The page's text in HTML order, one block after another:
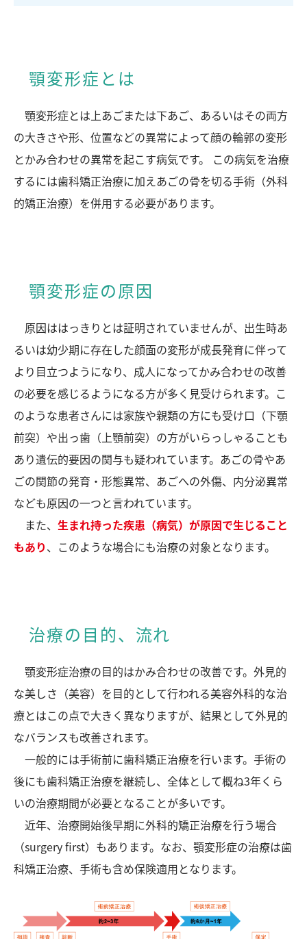
顎変形症とは
顎変形症とは上あごまたは下あご、あるいはその両方
の大きさや形、位置などの異常によって顔の輪郭の変形
とかみ合わせの異常を起こす病気です。 この病気を治療
するには歯科矯正治療に加えあごの骨を切る手術（外科
的矯正治療）を併用する必要があります。
顎変形症の原因
原因ははっきりとは証明されていませんが、出生時あ
るいは幼少期に存在した顔面の変形が成長発育に伴って
より目立つようになり、成人になってかみ合わせの改善
の必要を感じるようになる方が多く見受けられます。こ
のような患者さんには家族や親類の方にも受け口（下顎
前突）や出っ歯（上顎前突）の方がいらっしゃることも
あり遺伝的要因の関与も疑われています。あごの骨やあ
ごの関節の発育・形態異常、あごへの外傷、内分泌異常
なども原因の一つと言われています。
また、 生まれ持った疾患（病気）が原因で生じること
もあり、このような場合にも治療の対象となります。
治療の目的、流れ
顎変形症治療の目的はかみ合わせの改善です。外見的
な美しさ（美容）を目的として行われる美容外科的な治
療とはこの点で大きく異なりますが、結果として外見的
なバランスも改善されます。
一般的には手術前に歯科矯正治療を行います。手術の
後にも歯科矯正治療を継続し、全体として概ね3年くら
いの治療期間が必要となることが多いです。
近年、治療開始後早期に外科的矯正治療を行う場合
（surgery first）もあります。なお、顎変形症の治療は歯
科矯正治療、手術も含め保険適用となります。